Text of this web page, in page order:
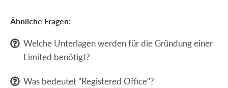
Ähnliche Fragen:
 Welche Unterlagen werden für die Gründung einer
Limited benötigt?
 Was bedeutet "Registered Office"?